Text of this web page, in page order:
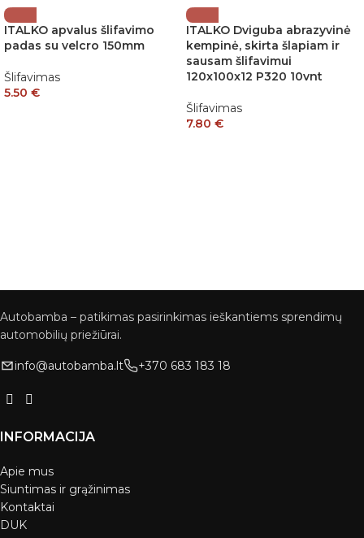
ITALKO apvalus šlifavimo
padas su velcro 150mm
Šlifavimas
5.50 €
ITALKO Dviguba abrazyvinė
kempinė, skirta šlapiam ir
sausam šlifavimui
120x100x12 P320 10vnt
Šlifavimas
7.80 €
Autobamba – patikimas pasirinkimas ieškantiems sprendimų
automobilių priežiūrai.
info@autobamba.lt +370 683 183 18
INFORMACIJA
Apie mus
Siuntimas ir grąžinimas
Kontaktai
DUK